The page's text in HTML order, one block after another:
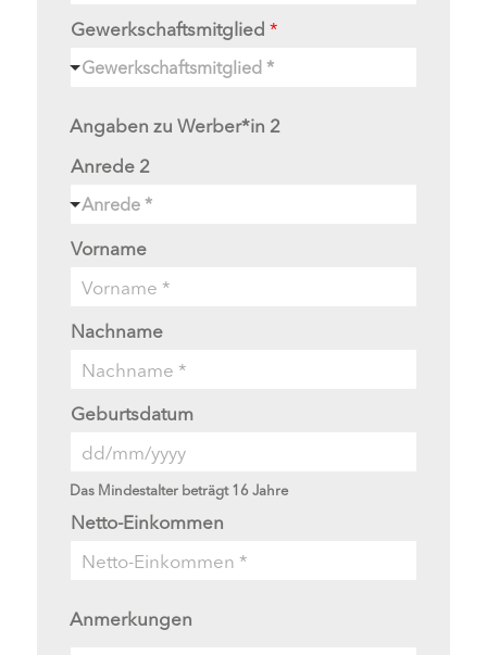
Gewerkschaftsmitglied *
Gewerkschaftsmitglied *
Angaben zu Werber*in 2
Anrede 2
Anrede *
Vorname
Nachname
Geburtsdatum
Das Mindestalter beträgt 16 Jahre
Netto-Einkommen
Anmerkungen